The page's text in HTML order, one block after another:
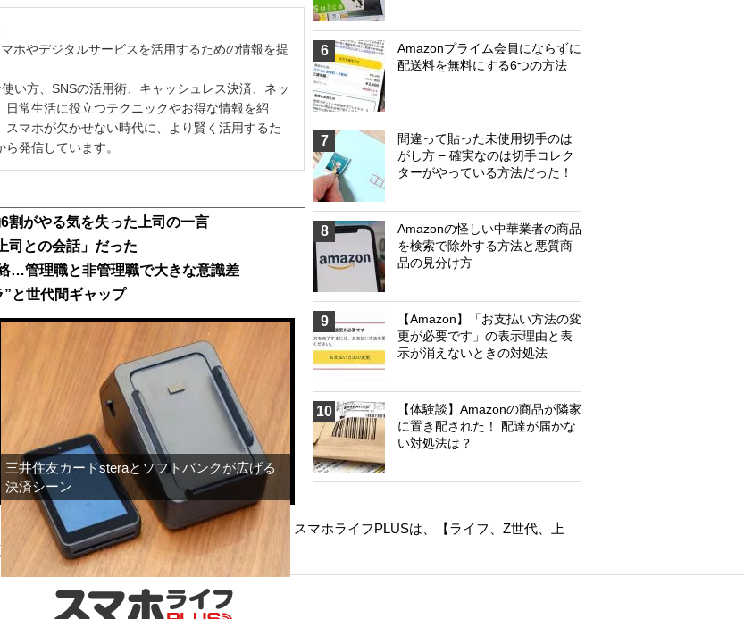
ホやデジタルサービスを活用するための情報を提
い方、SNSの活用術、キャッシュレス決済、ネッ
日常生活に役立つテクニックやお得な情報を紹
マホが欠かせない時代に、より賢く活用するた
発信しています。
割がやる気を失った上司の一言
司との会話」だった
…管理職と非管理職で大きな意識差
と世代間ギャップ
三井住友カードsteraとソフトバンクが広げる
決済シーン
6
Amazonプライム会員にならずに
配送料を無料にする6つの方法
7
間違って貼った未使用切手のは
がし方 − 確実なのは切手コレク
ターがやっている方法だった！
8
Amazonの怪しい中華業者の商品
を検索で除外する方法と悪質商
品の見分け方
9
【Amazon】「お支払い方法の変
更が必要です」の表示理由と表
示が消えないときの対処法
10
【体験談】Amazonの商品が隣家
に置き配された！ 配達が届かな
い対処法は？
「人格否定」と感じている現実のページです。スマホライフPLUSは、【ライフ Z世代
上
お届けします。